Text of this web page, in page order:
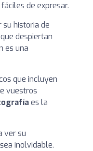
de expresar.
su historia de
despiertan
es una
que incluyen
vuestros
es la
ver su
inolvidable.